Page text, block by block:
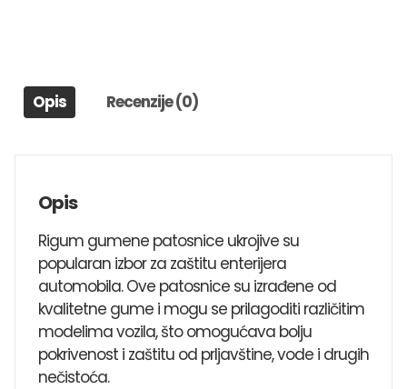
2
količina
Opis Recenzije (0)
Opis
Rigum gumene patosnice ukrojive su
popularan izbor za zaštitu enterijera
automobila. Ove patosnice su izrađene od
kvalitetne gume i mogu se prilagoditi različitim
modelima vozila, što omogućava bolju
pokrivenost i zaštitu od prljavštine, vode i drugih
nečistoća.